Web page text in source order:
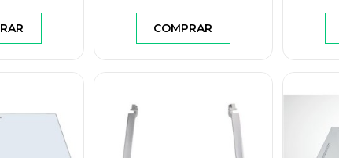
COMPRAR